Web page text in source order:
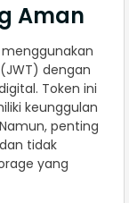
Aman
menggunakan
dengan
Token ini
keunggulan
penting
tidak
yang